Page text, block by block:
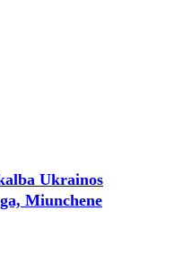
Ukrainos
Miunchene